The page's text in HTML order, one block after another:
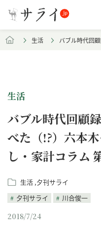
生活 バブル時代回
生活
バブル時代回顧
べた（!?）六本
し・家計コラム
生活 夕刊サライ
夕刊サライ
川合俊一
2018/7/24